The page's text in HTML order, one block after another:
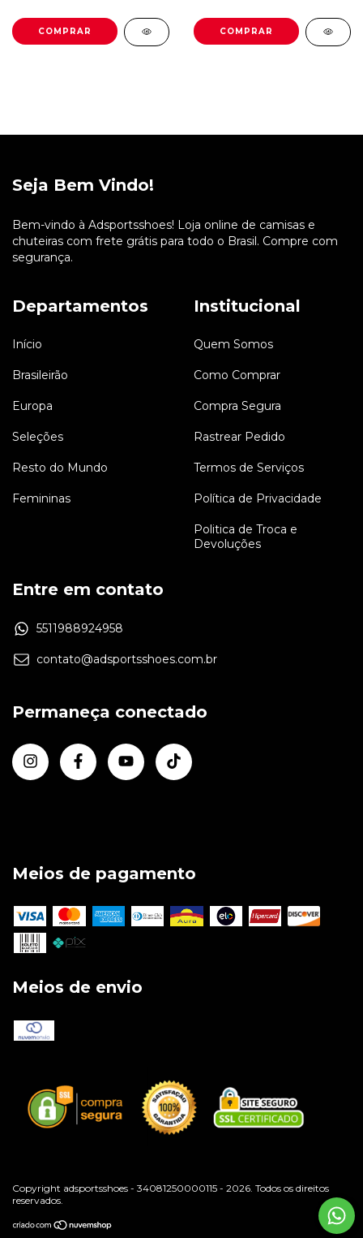
COMPRAR COMPRAR
Seja Bem Vindo!
Bem-vindo à Adsportsshoes! Loja online de camisas e
chuteiras com frete grátis para todo o Brasil. Compre com
segurança.
Departamentos
Início
Brasileirão
Europa
Seleções
Resto do Mundo
Femininas
Institucional
Quem Somos
Como Comprar
Compra Segura
Rastrear Pedido
Termos de Serviços
Política de Privacidade
Politica de Troca e
Devoluções
Entre em contato
5511988924958
contato@adsportsshoes.com.br
Permaneça conectado
Meios de pagamento
Meios de envio
Copyright adsportsshoes - 34081250000115 - 2026. Todos os direitos
reservados.